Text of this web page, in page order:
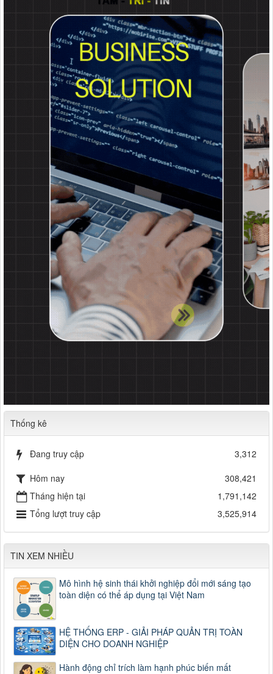
Thống kê
Đang truy cập
3,312
Hôm nay
308,421
Tháng hiện tại
1,791,142
Tổng lượt truy cập
3,525,914
TIN XEM NHIỀU
Mô hình hệ sinh thái khởi nghiệp đổi mới sáng tạo
toàn diện có thể áp dụng tại Việt Nam
HỆ THỐNG ERP - GIẢI PHÁP QUẢN TRỊ TOÀN
DIỆN CHO DOANH NGHIỆP
Hành động chỉ trích làm hạnh phúc biến mất